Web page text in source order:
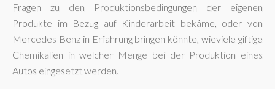
Fragen zu den Produktionsbedingungen der eigenen
Produkte im Bezug auf Kinderarbeit bekäme, oder von
Mercedes Benz in Erfahrung bringen könnte, wieviele giftige
Chemikalien in welcher Menge bei der Produktion eines
Autos eingesetzt werden.